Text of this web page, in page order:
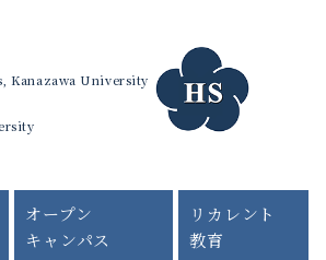
Kanazawa University
オープン
キャンパス
リカレント
教育